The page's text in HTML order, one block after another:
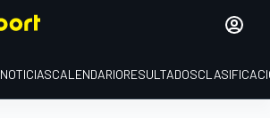
NOTICIASCALENDARIORESULTADOS